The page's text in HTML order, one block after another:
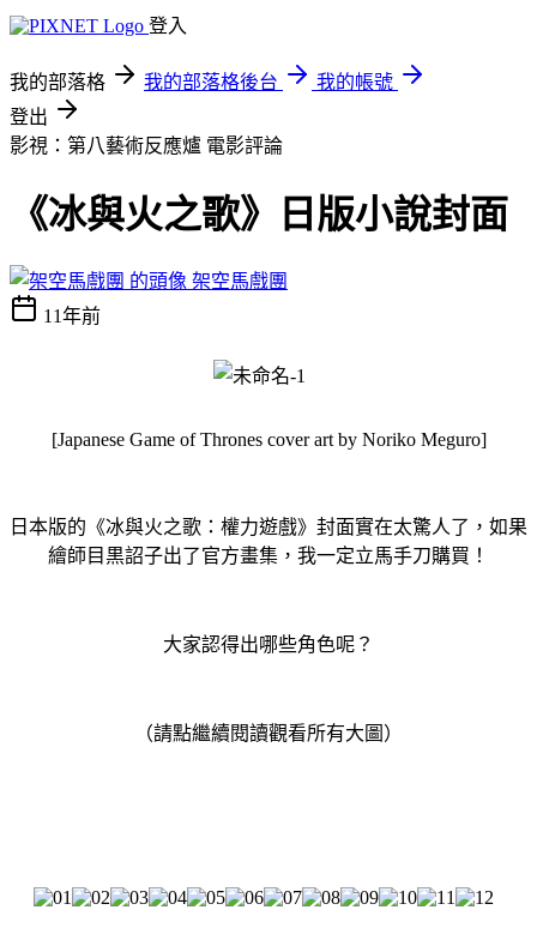
登入
我的部落格 我的部落格後台
我的帳號
登出
影視：第八藝術反應爐 電影評論
《冰與火之歌》日版小說封面
架空馬戲團
11年前
[Japanese Game of Thrones cover art by Noriko Meguro]
日本版的《冰與火之歌：權力遊戲》封面實在太驚人了，如果
繪師目黒詔子出了官方畫集，我一定立馬手刀購買 ！
大家認得出哪些角色呢？
（請點繼續閱讀觀看所有大圖）